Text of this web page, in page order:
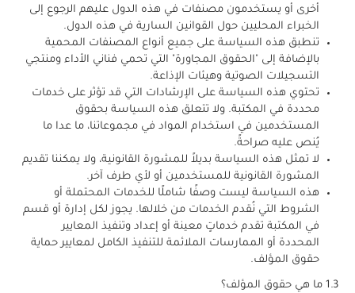
أخرى أو يستخدمون مصنفات في هذه الدول عليهم الرجوع إلى
الخبراء المحليين حول القوانين السارية في هذه الدول.
تنطبق هذه السياسة على جميع أنواع المصنفات المحمية
بالإضافة إلى "الحقوق المجاورة" التي تحمي فناني الأداء ومنتجي
التسجيلات الصوتية وهيئات الإذاعة.
تحتوي هذه السياسة على الإرشادات التي قد تؤثر على خدمات
محددة في المكتبة. ولا تتعلق هذه السياسة بحقوق
المستخدمين في استخدام المواد في مجموعاتنا، ما عدا ما
يُنص عليه صراحةً.
لا تمثل هذه السياسة بديلاً للمشورة القانونية، ولا يمكننا تقديم
المشورة القانونية للمستخدمين أو لأي طرف آخر.
هذه السياسة ليست وصفًا شاملًا للخدمات المحتملة أو
الشروط التي نُقدم الخدمات من خلالها. يجوز لكل إدارة أو قسم
في المكتبة تقدم خدماتٍ معينة أو إعداد وتنفيذ المعايير
المحددة أو الممارسات الملائمة للتنفيذ الكامل لمعايير حماية
حقوق المؤلف.